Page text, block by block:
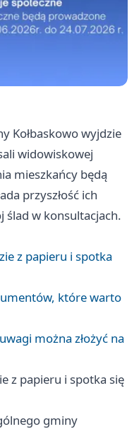
Kołbaskowo wyjdzie
widowiskowej
mieszkańcy będą
przyszłość ich
ślad w konsultacjach.
z papieru i spotka
które warto
można złożyć na
z papieru i spotka się
gminy